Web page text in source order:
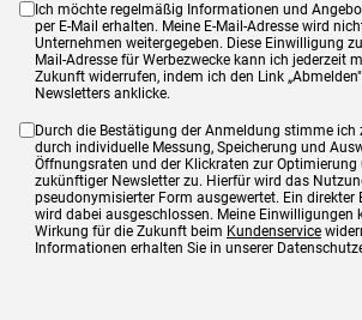
Ich möchte regelmäßig Informationen und
per E-Mail erhalten. Meine E-Mail-Adresse wird
Unternehmen weitergegeben. Diese Einwilligung
Mail-Adresse für Werbezwecke kann ich jederzeit
Zukunft widerrufen, indem ich den Link
Newsletters anklicke.
Durch die Bestätigung der Anmeldung stimme ich
durch individuelle Messung, Speicherung und
Öffnungsraten und der Klickraten zur Optimierung
zukünftiger Newsletter zu. Hierfür wird das
pseudonymisierter Form ausgewertet. Ein direkter
wird dabei ausgeschlossen. Meine Einwilligungen
Wirkung für die Zukunft beim Kundenservice
Informationen erhalten Sie in unserer